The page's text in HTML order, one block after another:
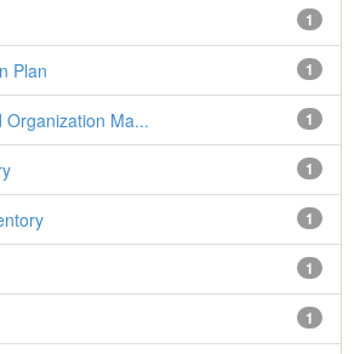
1
1
Plan
1
Organization Ma...
1
1
1
1